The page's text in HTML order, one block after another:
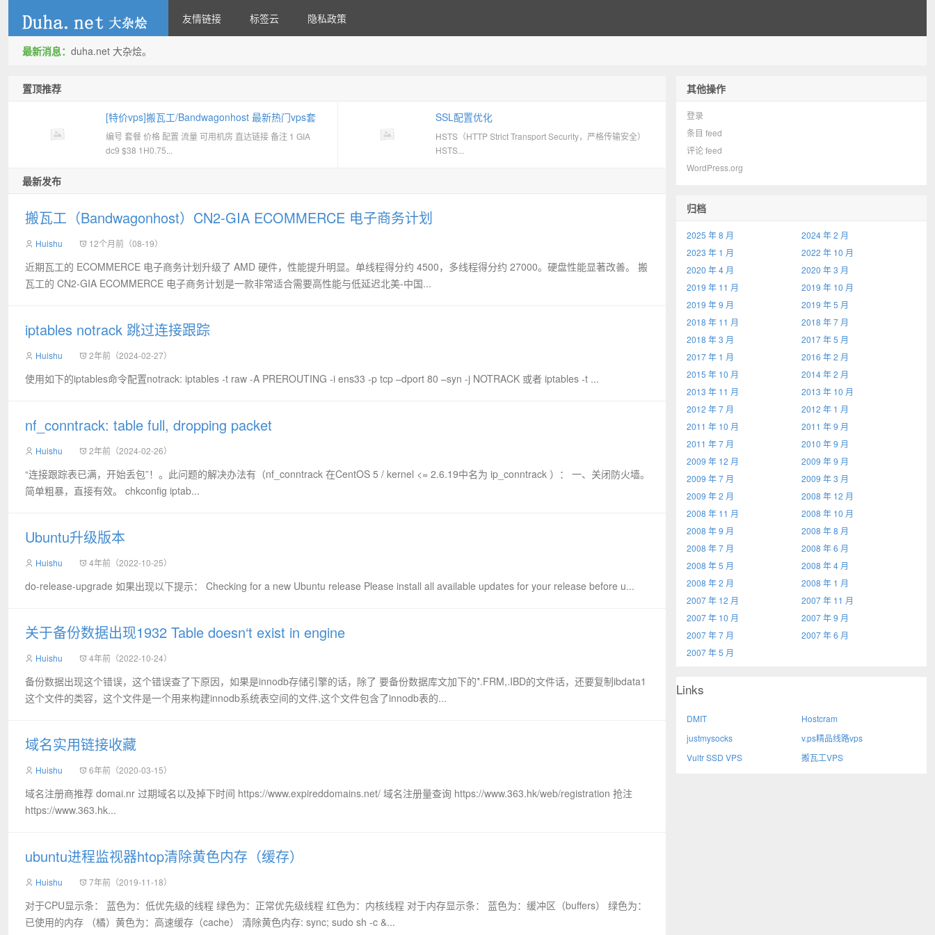
友情链接 标签云 隐私政策
最新消息： duha.net 大杂烩。
置顶推荐
[特价vps]搬瓦工/Bandwagonhost 最新热门vps套
餐汇总和优惠码
编号 套餐 价格 配置 流量 可用机房 直达链接 备注 1 GIA
dc9 $38 1H0.75...
SSL配置优化
HSTS（HTTP Strict Transport Security，严格传输安全）
HSTS...
最新发布
搬瓦工（Bandwagonhost）CN2‑GIA ECOMMERCE 电子商务计划
Huishu 12个月前（08-19）
近期瓦工的 ECOMMERCE 电子商务计划升级了 AMD 硬件，性能提升明显。单线程得分约 4500，多线程得分约 27000。硬盘性能显著改善。 搬
瓦工的 CN2‑GIA ECOMMERCE 电子商务计划是一款非常适合需要高性能与低延迟北美-中国...
iptables notrack 跳过连接跟踪
Huishu 2年前（2024-02-27）
使用如下的iptables命令配置notrack: iptables -t raw -A PREROUTING -i ens33 -p tcp –dport 80 –syn -j NOTRACK 或者 iptables -t ...
nf_conntrack: table full, dropping packet
Huishu 2年前（2024-02-26）
“连接跟踪表已满，开始丢包”！。此问题的解决办法有（nf_conntrack 在CentOS 5 / kernel <= 2.6.19中名为 ip_conntrack ）： 一、关闭防火墙。
简单粗暴，直接有效。 chkconfig iptab...
Ubuntu升级版本
Huishu 4年前（2022-10-25）
do-release-upgrade 如果出现以下提示： Checking for a new Ubuntu release Please install all available updates for your release before u...
关于备份数据出现1932 Table doesn‘t exist in engine
Huishu 4年前（2022-10-24）
备份数据出现这个错误，这个错误查了下原因，如果是innodb存储引擎的话，除了 要备份数据库文加下的*.FRM,.IBD的文件话，还要复制ibdata1
这个文件的类容，这个文件是一个用来构建innodb系统表空间的文件,这个文件包含了innodb表的...
域名实用链接收藏
Huishu 6年前（2020-03-15）
域名注册商推荐 domai.nr 过期域名以及掉下时间 https://www.expireddomains.net/ 域名注册量查询 https://www.363.hk/web/registration 抢注
https://www.363.hk...
ubuntu进程监视器htop清除黄色内存（缓存）
Huishu 7年前（2019-11-18）
对于CPU显示条： 蓝色为：低优先级的线程 绿色为：正常优先级线程 红色为：内核线程 对于内存显示条： 蓝色为：缓冲区（buffers） 绿色为：
已使用的内存 （橘）黄色为：高速缓存（cache） 清除黄色内存: sync; sudo sh -c &...
其他操作
登录
条目 feed
评论 feed
WordPress.org
归档
2025 年 8 月
2024 年 2 月
2023 年 1 月
2022 年 10 月
2020 年 4 月
2020 年 3 月
2019 年 11 月
2019 年 10 月
2019 年 9 月
2019 年 5 月
2018 年 11 月
2018 年 7 月
2018 年 3 月
2017 年 5 月
2017 年 1 月
2016 年 2 月
2015 年 10 月
2014 年 2 月
2013 年 11 月
2013 年 10 月
2012 年 7 月
2012 年 1 月
2011 年 10 月
2011 年 9 月
2011 年 7 月
2010 年 9 月
2009 年 12 月
2009 年 9 月
2009 年 7 月
2009 年 3 月
2009 年 2 月
2008 年 12 月
2008 年 11 月
2008 年 10 月
2008 年 9 月
2008 年 8 月
2008 年 7 月
2008 年 6 月
2008 年 5 月
2008 年 4 月
2008 年 2 月
2008 年 1 月
2007 年 12 月
2007 年 11 月
2007 年 10 月
2007 年 9 月
2007 年 7 月
2007 年 6 月
2007 年 5 月
Links
DMIT
Hostcram
justmysocks
v.ps精品线路vps
Vultr SSD VPS
搬瓦工VPS